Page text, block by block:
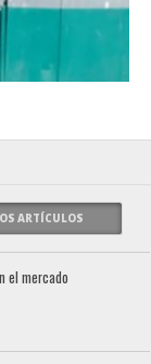
ARTÍCULOS
el mercado